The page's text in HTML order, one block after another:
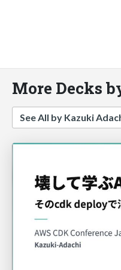
More Decks
See All by Kazuki